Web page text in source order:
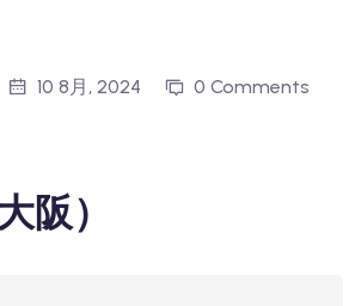
10 8月, 2024 0 Comments
阪）